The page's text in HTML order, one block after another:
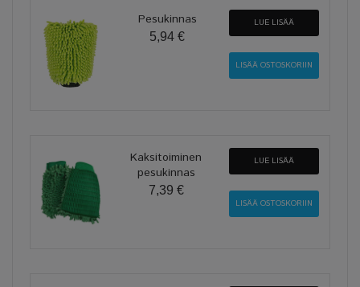
Pesukinnas
5,94 €
LUE LISÄÄ
Kaksitoiminen
pesukinnas
7,39 €
LUE LISÄÄ